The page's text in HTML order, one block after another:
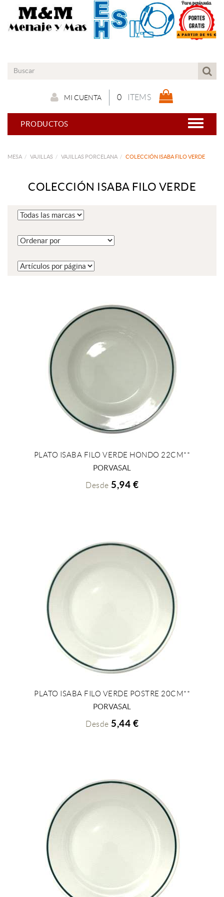
0 ITEMS
MI CUENTA
PRODUCTOS
MESA VAJILLAS VAJILLAS PORCELANA COLECCIÓN ISABA FILO VERDE
COLECCIÓN ISABA FILO VERDE
+ INFO
PLATO ISABA FILO VERDE HONDO 22CM**
PORVASAL
Desde 5,94 €
+ INFO
PLATO ISABA FILO VERDE POSTRE 20CM**
PORVASAL
Desde 5,44 €